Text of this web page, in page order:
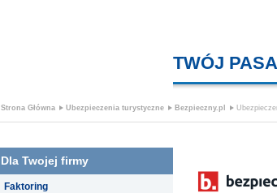
TWÓJ
Strona Główna Ubezpieczenia turystyczne Bezpieczny.pl
Dla Twojej firmy
Faktoring